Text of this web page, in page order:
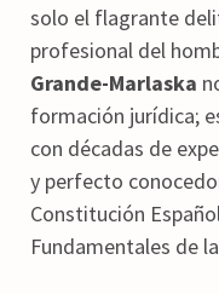
solo el flagrante
profesional del
Grande-Marlaska
formación jurídica;
con décadas de
y perfecto
Constitución
Fundamentales de